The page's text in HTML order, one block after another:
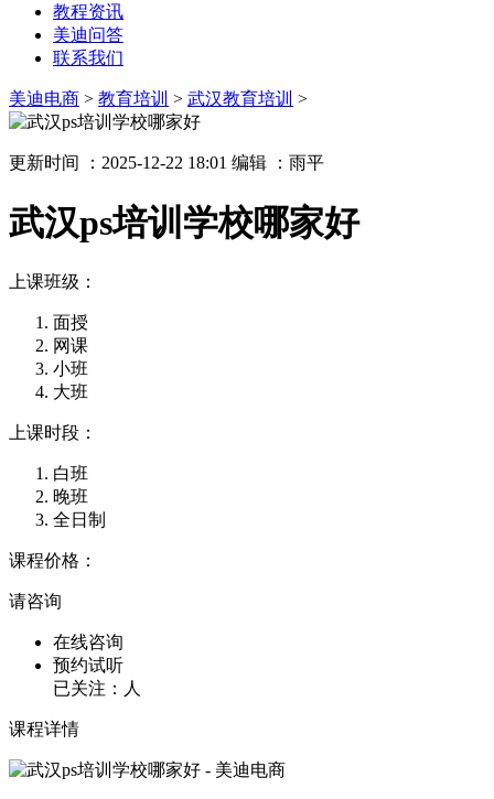
教程资讯
美迪问答
联系我们
美迪电商 > 教育培训 > 武汉教育培训 >
更新时间 ：2025-12-22 18:01 编辑 ：雨平
武汉ps培训学校哪家好
上课班级：
面授
网课
小班
大班
上课时段：
白班
晚班
全日制
课程价格：
请咨询
在线咨询
预约试听
已关注： 人
课程详情